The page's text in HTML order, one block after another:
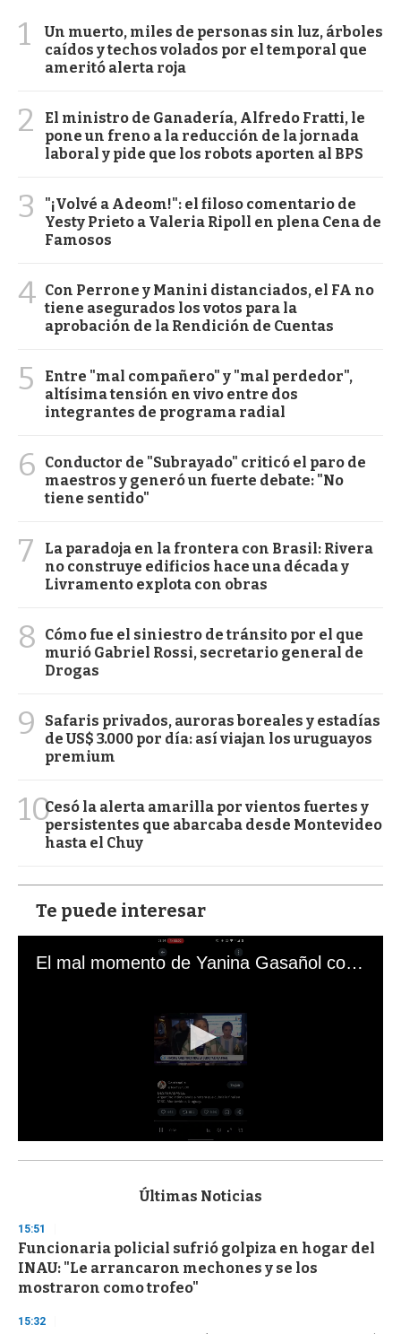
1
Un muerto, miles de personas sin luz, árboles
caídos y techos volados por el temporal que
ameritó alerta roja
2
El ministro de Ganadería, Alfredo Fratti, le
pone un freno a la reducción de la jornada
laboral y pide que los robots aporten al BPS
3
"¡Volvé a Adeom!": el filoso comentario de
Yesty Prieto a Valeria Ripoll en plena Cena de
Famosos
4 Con Perrone y Manini distanciados, el FA no
tiene asegurados los votos para la
aprobación de la Rendición de Cuentas
5
Entre "mal compañero" y "mal perdedor",
altísima tensión en vivo entre dos
integrantes de programa radial
6
Conductor de "Subrayado" criticó el paro de
maestros y generó un fuerte debate: "No
tiene sentido"
7
La paradoja en la frontera con Brasil: Rivera
no construye edificios hace una década y
Livramento explota con obras
8
Cómo fue el siniestro de tránsito por el que
murió Gabriel Rossi, secretario general de
Drogas
9
Safaris privados, auroras boreales y estadías
de US$ 3.000 por día: así viajan los uruguayos
premium
10Cesó la alerta amarilla por vientos fuertes y
persistentes que abarcaba desde Montevideo
hasta el Chuy
Te puede interesar
El mal momento de Yanina Gasañol con un hincha argentino en "Subrayado"
s
d
s
o
f
3
s
Últimas Noticias
15:51
Funcionaria policial sufrió golpiza en hogar del
INAU: "Le arrancaron mechones y se los
mostraron como trofeo"
15:32